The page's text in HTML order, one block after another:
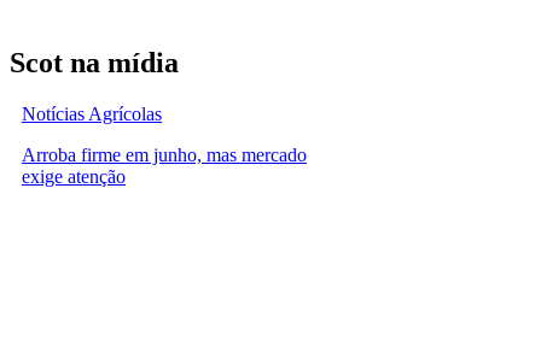
Scot na mídia
Notícias Agrícolas
Arroba firme em junho, mas mercado
exige atenção